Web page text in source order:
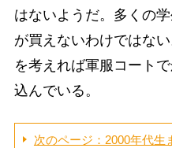
はないようだ。多くの
が買えないわけではな
を考えれば軍服コート
込んでいる。
次のページ：2000年代生